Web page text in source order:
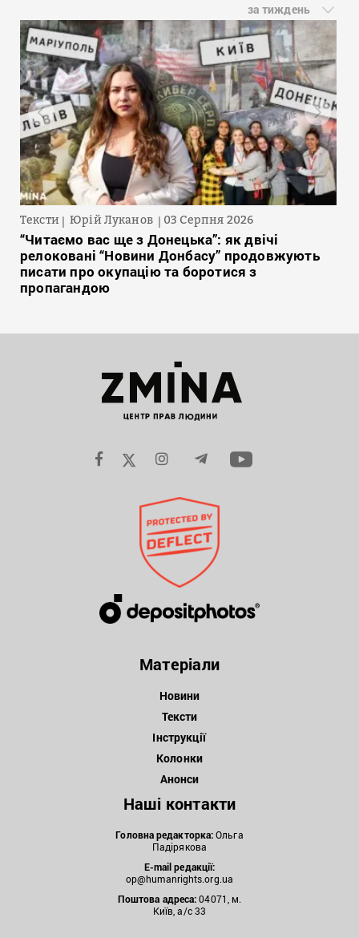
за тиждень
Тексти Юрій Луканов 03 Серпня 2026
“Читаємо вас ще з Донецька”: як двічі
релоковані “Новини Донбасу” продовжують
писати про окупацію та боротися з
пропагандою
Матеріали
Новини
Тексти
Інструкції
Колонки
Анонси
Наші контакти
Головна редакторка:Ольга
Падірякова
E-mail редакції:
op@humanrights.org.ua
Поштова адреса:04071, м.
Київ, а/с 33